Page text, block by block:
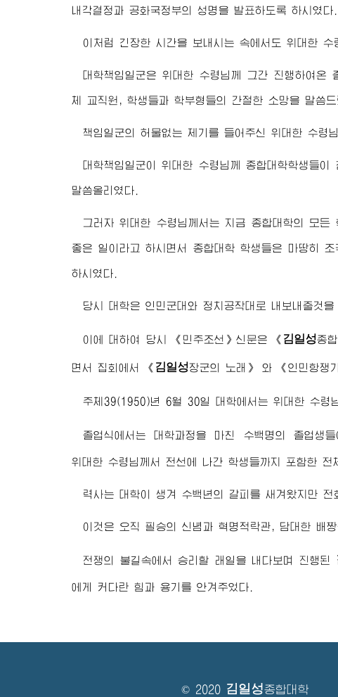
내각결정과 공화국정부의 성명을 발표하도록 하시였다.
이처럼 긴장한 시간을 보내시는 속에서도 위대한 수
대학책임일군은 위대한 수령님 께 그간 진행하여온
체 교직원, 학생들과 학부형들의 간절한 소망을 말씀드
책임일군의 허물없는 제기를 들어주신 위대한 수령님
대학책임일군이위대한 수령님 께 종합대학학생들이
말씀올리였다.
그러자위대한 수령님 께서는 지금 종합대학의 모든
좋은 일이라고 하시면서 종합대학 학생들은 마땅히
하시였다.
당시 대학은 인민군대와 정치공작대로 내보내줄것
이에 대하여 당시 《민주조선》신문은 《 김일성종
면서 집회에서 《 김일성장군의 노래》 와 《인민항쟁
주체39(1950)년 6월 30일 대학에서는 위대한 수령
졸업식에서는 대학과정을 마친 수백명의 졸업생
위대한 수령님 께서 전선에 나간 학생들까지 포함한 전
력사는 대학이 생겨 수백년의 갈피를 새겨왔지만
이것은 오직 필승의 신념과 혁명적락관, 담대한 배
전쟁의 불길속에서 승리할 래일을 내다보며 진행된
에게 커다란 힘과 용기를 안겨주었다.
© 2020 김일성종합대학